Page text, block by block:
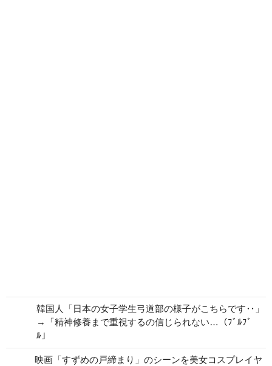
韓国人「日本の女子学生弓道部の様子がこちらです‥」
→「精神修養まで重視するの信じられない…（ﾌﾞﾙﾌﾞ
ﾙ」
映画「すずめの戸締まり」のシーンを美女コスプレイヤ